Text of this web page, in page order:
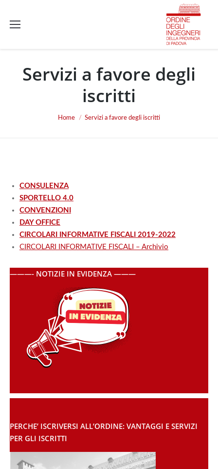
Servizi a favore degli
iscritti
Home Servizi a favore degli iscritti
CONSULENZA
SPORTELLO 4.0
CONVENZIONI
DAY OFFICE
CIRCOLARI INFORMATIVE FISCALI 2019-2022
CIRCOLARI INFORMATIVE FISCALI – Archivio
———- NOTIZIE IN EVIDENZA ———
PERCHE’ ISCRIVERSI ALL’ORDINE: VANTAGGI E SERVIZI
PER GLI ISCRITTI